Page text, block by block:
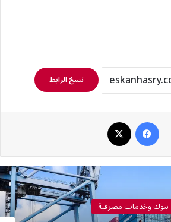
نسخ الرابط
بنوك وخدمات مصرفية